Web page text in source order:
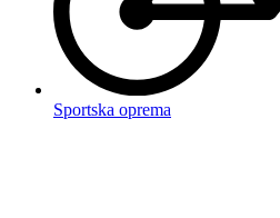
Sportska oprema